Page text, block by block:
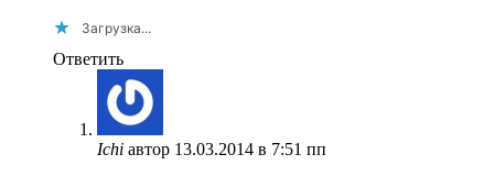
Загрузка...
Ответить
Ichi автор 13.03.2014 в 7:51 пп